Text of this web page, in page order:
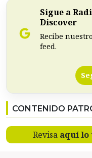
Sigue a
Discover
Recibe
feed.
CONTENIDO
Revisa aquí